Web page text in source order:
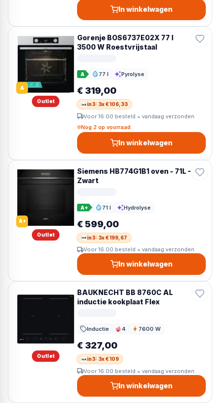
In winkelwagen
A
Outlet
Gorenje BOS6737E02X 77 l
3500 W Roestvrijstaal
A 77 l
Inhoud Pyrolyse
Reiniging
€ 319,00
in3: 3x € 106,33
Voor 16:00 besteld = vandaag verzonden
Nog 2 op voorraad
In winkelwagen
A+
Outlet
Siemens HB774G1B1 oven - 71L -
Zwart
A+ 71 l
Inhoud Hydrolyse
Reiniging
€ 599,00
in3: 3x € 199,67
Voor 16:00 besteld = vandaag verzonden
In winkelwagen
Outlet
BAUKNECHT BB 8760C AL
inductie kookplaat Flex
Inductie 4
Kookzones7600 W
Vermogen
€ 327,00
in3: 3x € 109
Voor 16:00 besteld = vandaag verzonden
In winkelwagen